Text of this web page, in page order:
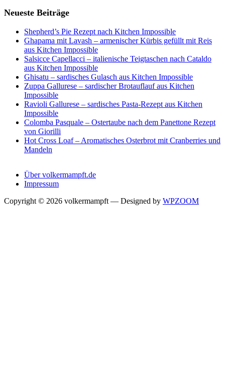
Neueste Beiträge
Shepherd’s Pie Rezept nach Kitchen Impossible
Ghapama mit Lavash – armenischer Kürbis gefüllt mit Reis
aus Kitchen Impossible
Salsicce Capellacci – italienische Teigtaschen nach Cataldo
aus Kitchen Impossible
Ghisatu – sardisches Gulasch aus Kitchen Impossible
Zuppa Gallurese – sardischer Brotauflauf aus Kitchen
Impossible
Ravioli Gallurese – sardisches Pasta-Rezept aus Kitchen
Impossible
Colomba Pasquale – Ostertaube nach dem Panettone Rezept
von Giorilli
Hot Cross Loaf – Aromatisches Osterbrot mit Cranberries und
Mandeln
Über volkermampft.de
Impressum
Copyright © 2026 volkermampft — Designed by WPZOOM